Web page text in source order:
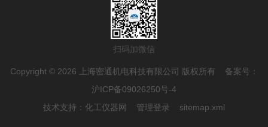
扫码加微信
Copyright © 2026 上海密通机电科技有限公司 版权所有 备案号：
沪ICP备09026250号-4
技术支持： 化工仪器网 管理登录 sitemap.xml